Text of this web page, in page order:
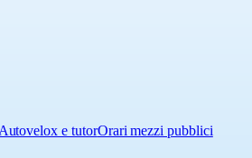
e tutorOrari mezzi pubblici